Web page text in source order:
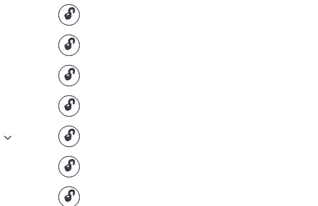
🔓
🔓
🔓
🔓
🔓
🔓
🔓